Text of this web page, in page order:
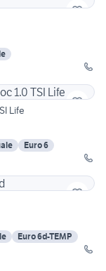
Life
Euro 6
Euro 6d-TEMP